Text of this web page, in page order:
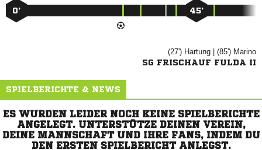
0’ 45’
(27')  | (85') 
SG FRISCHAUF FULDA II
SPIELBERICHTE & NEWS
ES WURDEN LEIDER NOCH KEINE SPIELBERICHTE
ANGELEGT. UNTERSTÜTZE DEINEN VEREIN,
DEINE MANNSCHAFT UND IHRE FANS, INDEM DU
DEN ERSTEN SPIELBERICHT ANLEGST.